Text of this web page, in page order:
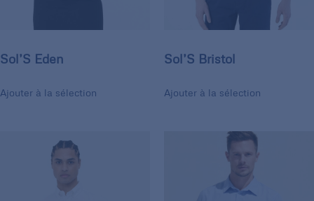
Sol’S Eden
Ajouter à la sélection
Sol’S Bristol
Ajouter à la sélection